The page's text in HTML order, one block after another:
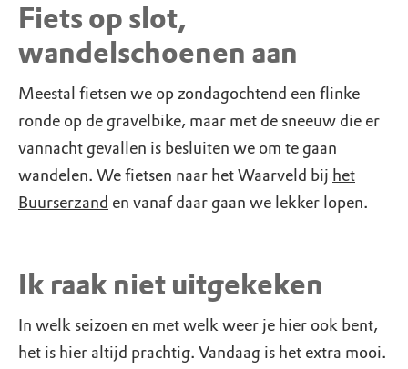
Fiets op slot,
wandelschoenen aan
Meestal fietsen we op zondagochtend een flinke
ronde op de gravelbike, maar met de sneeuw die er
vannacht gevallen is besluiten we om te gaan
wandelen. We fietsen naar het Waarveld bij het
Buurserzand en vanaf daar gaan we lekker lopen.
Ik raak niet uitgekeken
In welk seizoen en met welk weer je hier ook bent,
het is hier altijd prachtig. Vandaag is het extra mooi.